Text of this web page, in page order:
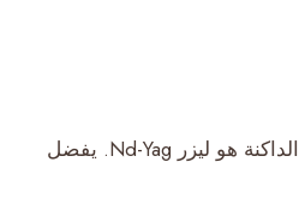
، فإن نوع إزالة الشعر الفعال على البشرة الداكنة هو ليزر Nd-Yag. يفضل